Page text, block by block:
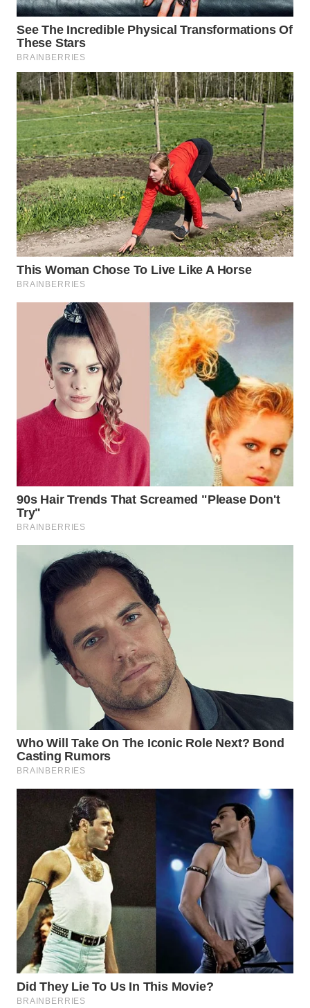
SIMALUNGUN
WN
LABUHANBATU
WN
TAPANULI
TENGAH
WN DELI
SERDANG
WN
TEBING
TINGGI
WN
WN
KARAWANG
WN
BEKASI
WN
BOGOR
WN
DEPOK
WN
TAPANULI
UTARA
WN
SAMOSIR
WN
PADANG
SUMEDANG
WN
KEPULAUAN
SERIBU
WN
TANGERANG
WN
BINJAI
WN
CIREBON